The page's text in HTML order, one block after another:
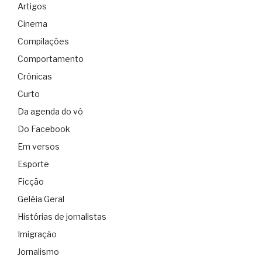
Artigos
Cinema
Compilações
Comportamento
Crônicas
Curto
Da agenda do vô
Do Facebook
Em versos
Esporte
Ficção
Geléia Geral
Histórias de jornalistas
Imigração
Jornalismo